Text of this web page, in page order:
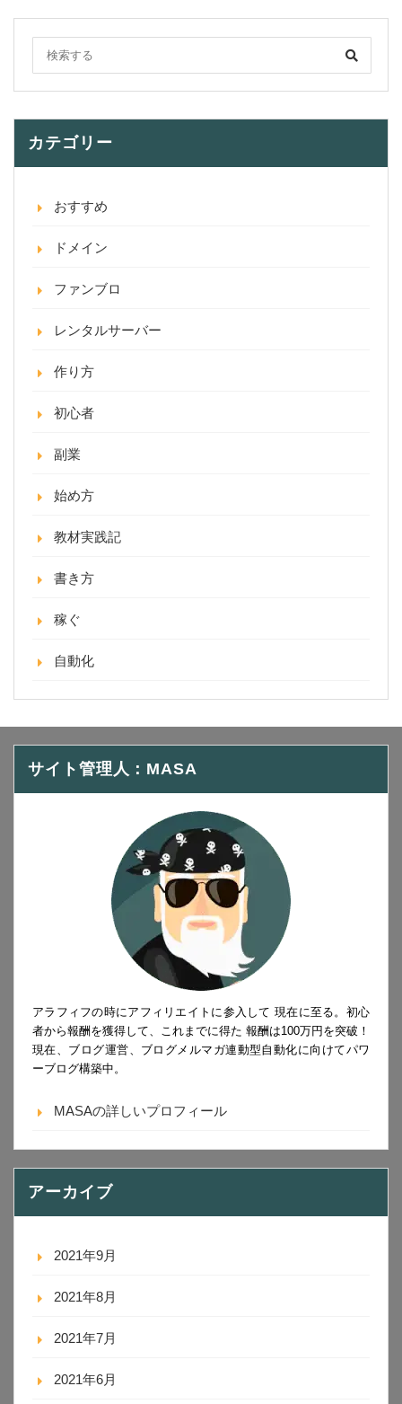
カテゴリー
おすすめ
ドメイン
ファンブロ
レンタルサーバー
作り方
初心者
副業
始め方
教材実践記
書き方
稼ぐ
自動化
サイト管理人：MASA
アラフィフの時にアフィリエイトに参入して 現在に至る。初心
者から報酬を獲得して、これまでに得た 報酬は100万円を突破！
現在、ブログ運営、ブログメルマガ連動型自動化に向けてパワ
ーブログ構築中。
MASAの詳しいプロフィール
アーカイブ
2021年9月
2021年8月
2021年7月
2021年6月